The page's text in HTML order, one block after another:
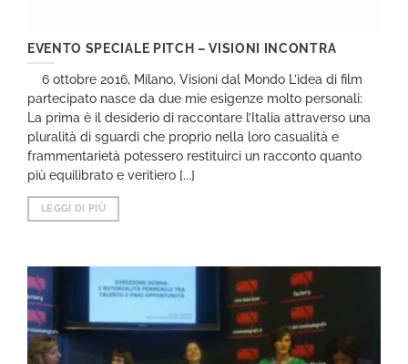
EVENTO SPECIALE PITCH – VISIONI INCONTRA
6 ottobre 2016, Milano, Visioni dal Mondo L’idea di film
partecipato nasce da due mie esigenze molto personali:
La prima è il desiderio di raccontare l’Italia attraverso una
pluralità di sguardi che proprio nella loro casualità e
frammentarietà potessero restituirci un racconto quanto
più equilibrato e veritiero [...]
LEGGI DI PIÙ